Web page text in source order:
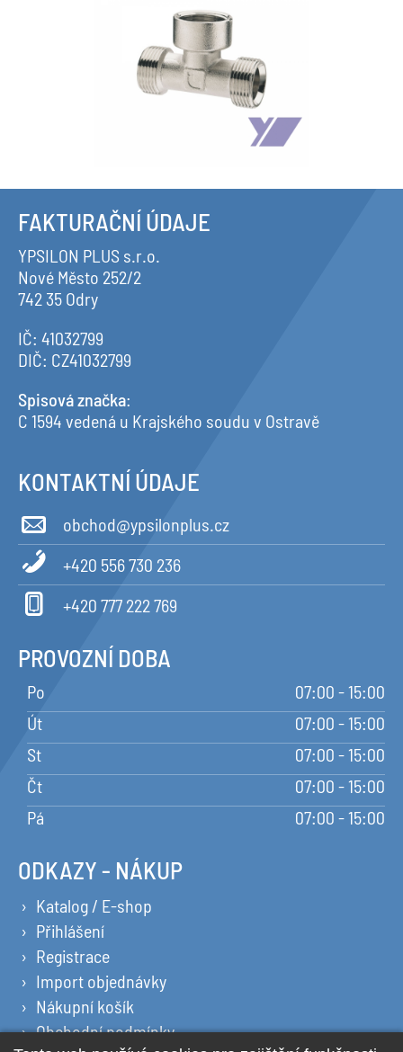
FAKTURAČNÍ ÚDAJE
YPSILON PLUS s.r.o.
Nové Město 252/2
742 35 Odry
IČ: 41032799
DIČ: CZ41032799
Spisová značka:
C 1594 vedená u Krajského soudu v Ostravě
KONTAKTNÍ ÚDAJE
obchod@ypsilonplus.cz
+420 556 730 236
+420 777 222 769
PROVOZNÍ DOBA
Po
07:00 - 15:00
Út
07:00 - 15:00
St
07:00 - 15:00
Čt
07:00 - 15:00
Pá
07:00 - 15:00
ODKAZY - NÁKUP
Katalog / E-shop
Přihlášení
Registrace
Import objednávky
Nákupní košík
Obchodní podmínky